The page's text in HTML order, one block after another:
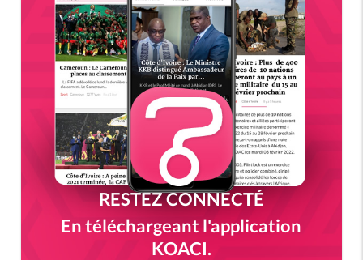
RESTEZ CONNECTÉ
En téléchargeant l'application
KOACI.